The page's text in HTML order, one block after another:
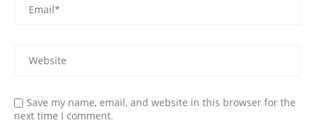
Save my name, email, and website in this browser for the
next time I comment.